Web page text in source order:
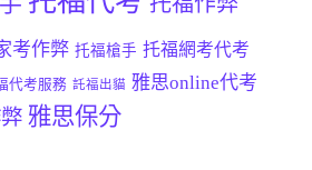
考作弊 托福槍手 托福網考代考
代考服務 託福出貓 雅思online代考
雅思保分